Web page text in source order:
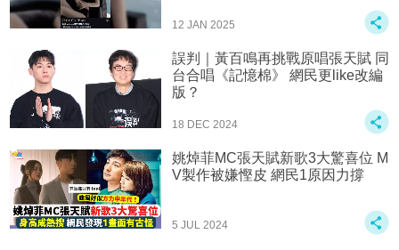
12 JAN 2025
誤判｜黃百鳴再挑戰原唱張天賦 同
台合唱《記憶棉》 網民更like改編
版？
18 DEC 2024
姚焯菲MC張天賦新歌3大驚喜位 M
V製作被嫌慳皮 網民1原因力撐
5 JUL 2024